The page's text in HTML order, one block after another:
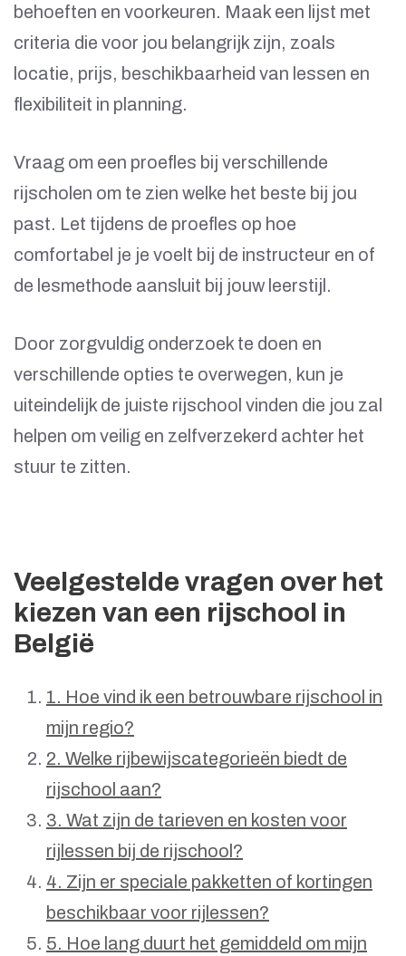
behoeften en voorkeuren. Maak een lijst met
criteria die voor jou belangrijk zijn, zoals
locatie, prijs, beschikbaarheid van lessen en
flexibiliteit in planning.
Vraag om een proefles bij verschillende
rijscholen om te zien welke het beste bij jou
past. Let tijdens de proefles op hoe
comfortabel je je voelt bij de instructeur en of
de lesmethode aansluit bij jouw leerstijl.
Door zorgvuldig onderzoek te doen en
verschillende opties te overwegen, kun je
uiteindelijk de juiste rijschool vinden die jou zal
helpen om veilig en zelfverzekerd achter het
stuur te zitten.
Veelgestelde vragen over het
kiezen van een rijschool in
België
1. Hoe vind ik een betrouwbare rijschool in
mijn regio?
2. Welke rijbewijscategorieën biedt de
rijschool aan?
3. Wat zijn de tarieven en kosten voor
rijlessen bij de rijschool?
4. Zijn er speciale pakketten of kortingen
beschikbaar voor rijlessen?
5. Hoe lang duurt het gemiddeld om mijn